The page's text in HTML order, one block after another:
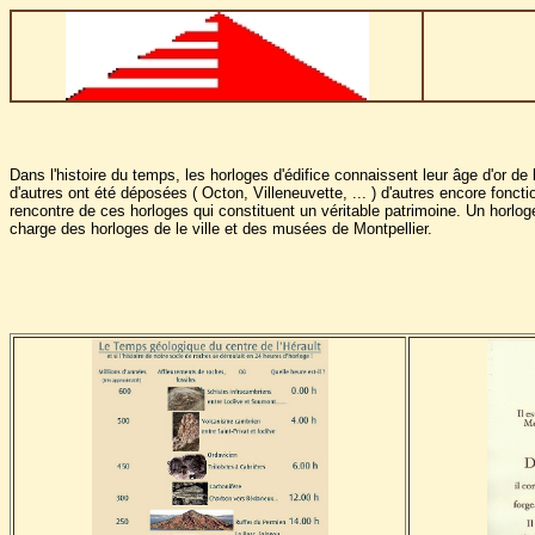
Dans l'histoire du temps, les horloges d'édifice connaissent leur âge d'or
d'autres ont été déposées ( Octon, Villeneuvette, ... ) d'autres encore
rencontre de ces horloges qui constituent un véritable patrimoine. Un
charge des horloges de le ville et des musées de Montpellier.